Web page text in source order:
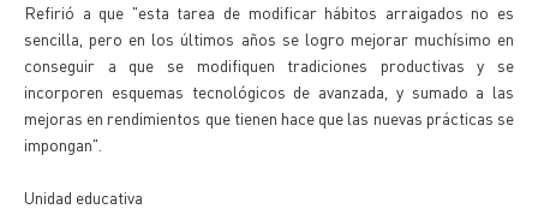
Refirió a que "esta tarea de modificar hábitos arraigados no es
sencilla, pero en los últimos años se logro mejorar muchísimo en
conseguir a que se modifiquen tradiciones productivas y se
incorporen esquemas tecnológicos de avanzada, y sumado a las
mejoras en rendimientos que tienen hace que las nuevas prácticas se
impongan".
Unidad educativa